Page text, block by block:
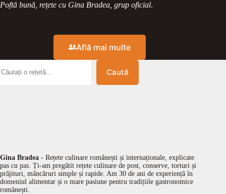
Poftă bună, rețete cu Gina Bradea, grup oficial.
Află mai multe
Caută
Gina Bradea - Rețete culinare românești și internaționale, explicate
pas cu pas. Ți-am pregătit rețete culinare de post, conserve, torturi și
prăjituri, mâncăruri simple și rapide. Am 30 de ani de experiență în
domeniul alimentar și o mare pasiune pentru tradițiile gastronomice
românești.